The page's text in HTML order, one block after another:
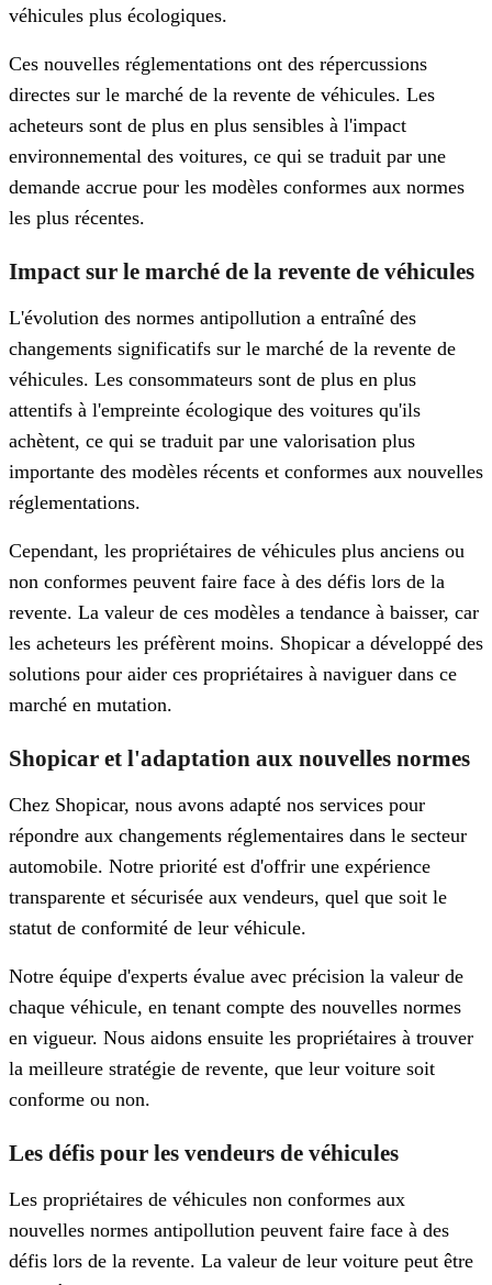
véhicules plus écologiques.
Ces nouvelles réglementations ont des répercussions
directes sur le marché de la revente de véhicules. Les
acheteurs sont de plus en plus sensibles à l'impact
environnemental des voitures, ce qui se traduit par une
demande accrue pour les modèles conformes aux normes
les plus récentes.
Impact sur le marché de la revente de véhicules
L'évolution des normes antipollution a entraîné des
changements significatifs sur le marché de la revente de
véhicules. Les consommateurs sont de plus en plus
attentifs à l'empreinte écologique des voitures qu'ils
achètent, ce qui se traduit par une valorisation plus
importante des modèles récents et conformes aux nouvelles
réglementations.
Cependant, les propriétaires de véhicules plus anciens ou
non conformes peuvent faire face à des défis lors de la
revente. La valeur de ces modèles a tendance à baisser, car
les acheteurs les préfèrent moins. Shopicar a développé des
solutions pour aider ces propriétaires à naviguer dans ce
marché en mutation.
Shopicar et l'adaptation aux nouvelles normes
Chez Shopicar, nous avons adapté nos services pour
répondre aux changements réglementaires dans le secteur
automobile. Notre priorité est d'offrir une expérience
transparente et sécurisée aux vendeurs, quel que soit le
statut de conformité de leur véhicule.
Notre équipe d'experts évalue avec précision la valeur de
chaque véhicule, en tenant compte des nouvelles normes
en vigueur. Nous aidons ensuite les propriétaires à trouver
la meilleure stratégie de revente, que leur voiture soit
conforme ou non.
Les défis pour les vendeurs de véhicules
Les propriétaires de véhicules non conformes aux
nouvelles normes antipollution peuvent faire face à des
défis lors de la revente. La valeur de leur voiture peut être